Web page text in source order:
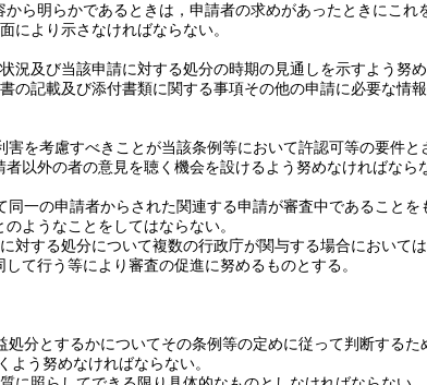
ら明らかであるときは，申請者の求めがあったときにこれ
により示さなければならない。
及び当該申請に対する処分の時期の見通しを示すよう努め
の記載及び添付書類に関する事項その他の申請に必要な情
を考慮すべきことが当該条例等において許認可等の要件と
以外の者の意見を聴く機会を設けるよう努めなければなら
一の申請者からされた関連する申請が審査中であること
ようなことをしてはならない。
対する処分について複数の行政庁が関与する場合において
て行う等により審査の促進に努めるものとする。
分とするかについてその条例等の定めに従って判断するた
よう努めなければならない。